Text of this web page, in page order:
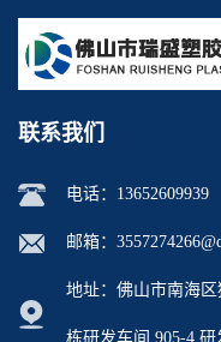
联系我们
电话： 13652609939
邮箱：
地址：佛山市南海
栋研发车间 905-4